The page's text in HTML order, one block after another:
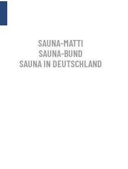
SAUNA-MATTI
SAUNA-BUND
SAUNA IN DEUTSCHLAND